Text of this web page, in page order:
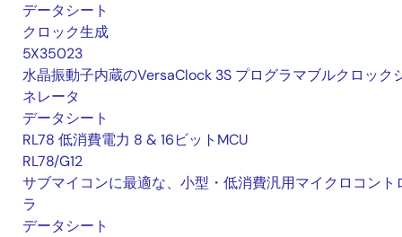
データシート
クロック生成
5X35023
水晶振動子内蔵のVersaClock 3S プログラマブルクロック
ネレータ
データシート
RL78 低消費電力 8 & 16ビットMCU
RL78/G12
サブマイコンに最適な、小型・低消費汎用マイクロコント
ラ
データシート